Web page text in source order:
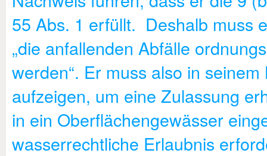
55 Abs. 1 erfüllt. Deshalb muss
„die anfallenden Abfälle
werden“. Er muss also in
aufzeigen, um eine Zulassung
in ein Oberflächengewässer
wasserrechtliche Erlaubnis